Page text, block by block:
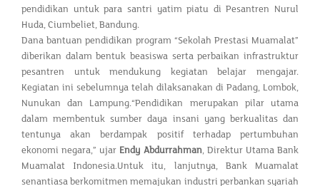
pendidikan untuk para santri yatim piatu di Pesantren Nurul
Huda, Ciumbeliet, Bandung.
Dana bantuan pendidikan program “Sekolah Prestasi Muamalat”
diberikan dalam bentuk beasiswa serta perbaikan infrastruktur
pesantren untuk mendukung kegiatan belajar mengajar.
Kegiatan ini sebelumnya telah dilaksanakan di Padang, Lombok,
Nunukan dan Lampung.“Pendidikan merupakan pilar utama
dalam membentuk sumber daya insani yang berkualitas dan
tentunya akan berdampak positif terhadap pertumbuhan
ekonomi negara,” ujar Endy Abdurrahman, Direktur Utama Bank
Muamalat Indonesia.Untuk itu, lanjutnya, Bank Muamalat
senantiasa berkomitmen memajukan industri perbankan syariah